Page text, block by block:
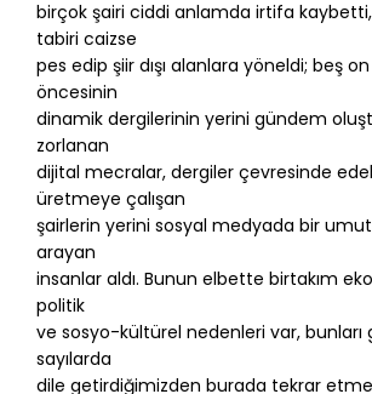
birçok şairi ciddi anlamda irtifa
tabiri caizse
pes edip şiir dışı alanlara yöneldi; beş on
öncesinin
dinamik dergilerinin yerini gündem
zorlanan
dijital mecralar, dergiler çevresinde
üretmeye çalışan
şairlerin yerini sosyal medyada bir
arayan
insanlar aldı. Bunun elbette birtakım
politik
ve sosyo-kültürel nedenleri var, bunları
sayılarda
dile getirdiğimizden burada tekrar